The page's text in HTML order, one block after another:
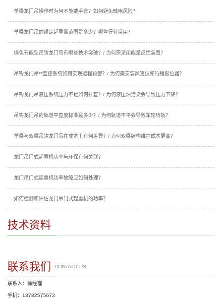
单梁龙门吊操作时为何不能戴手套？如何避免触电风险？
单梁龙门吊的额定起重量范围是多少？哪些行业常用？
绿色节能型吊钩龙门吊有哪些技术突破？/ 为何需采用能量反馈装置？
吊钩龙门吊**监控系统如何实现远程预警？/ 为何需安装风速仪和行程限位器？
吊钩龙门吊液压系统压力不足如何排查？/ 为何液压油污染会导致压力下降？
吊钩龙门吊的轨道平直度标准是多少？/ 为何轨道不平会导致车轮啃轨？
单梁与双梁吊钩龙门吊在成本上有何差异？/ 为何双梁结构维护成本更高？
龙门吊门式起重机功率与环保有何关联？
龙门吊门式起重机功率故障应如何处理？
如何检测和评估龙门吊门式起重机的功率？
技术资料
联系我们 CONTACT US
联系人：徐经理
手机：13782575673